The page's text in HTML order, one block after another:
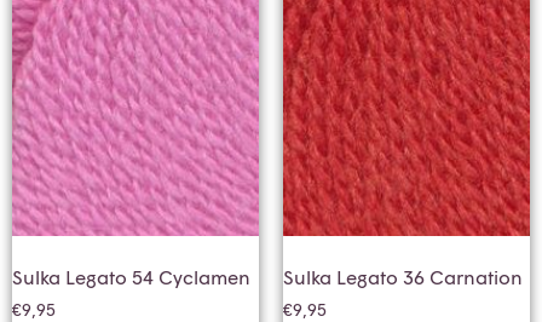
Sulka Legato 54 Cyclamen
€9,95
Sulka Legato 36 Carnation
€9,95